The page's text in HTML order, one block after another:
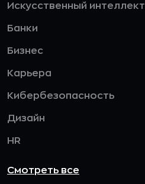
Искусственный интеллект
Банки
Бизнес
Карьера
Кибербезопасность
Дизайн
HR
Смотреть все